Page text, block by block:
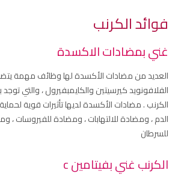
فوائد الكرنب
غني بمضادات الاكسدة
العديد من مضادات الأكسدة لها وظائف مهمة
الفلافونويد كيرسيتين والكايمبفيرول ، والتي
الكرنب . مضادات الأكسدة لديها تأثيرات قوية
الدم ، ومضادة للالتهابات ، ومضادة للفيروسات ،
للسرطان
الكرنب غني بفيتامين c